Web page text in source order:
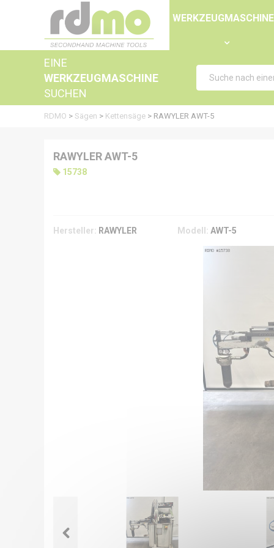
EINE
WERKZEUGMASCHINE
SUCHEN
RDMO > Sägen > Kettensäge > RAWYLER AWT-5
RAWYLER AWT-5
15738
Hersteller: RAWYLER Modell: AWT-5